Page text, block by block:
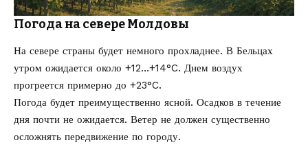
Погода на севере Молдовы
На севере страны будет немного прохладнее. В Бельцах
утром ожидается около +12…+14°C. Днем воздух
прогреется примерно до +23°C.
Погода будет преимущественно ясной. Осадков в течение
дня почти не ожидается. Ветер не должен существенно
осложнять передвижение по городу.